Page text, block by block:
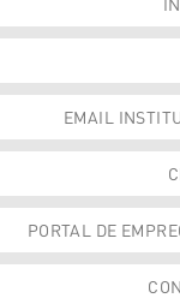
EMAIL
PORTAL DE